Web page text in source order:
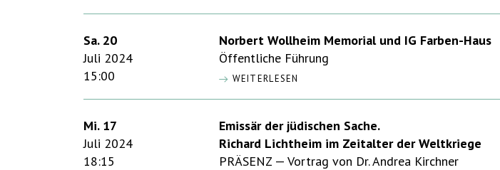
Sa. 20
Juli 2024
15:00
Norbert Wollheim Memorial und IG Farben-Haus
Öffentliche Führung
WEITERLESEN
Mi. 17
Juli 2024
18:15
Emissär der jüdischen Sache.
Richard Lichtheim im Zeitalter der Weltkriege
PRÄSENZ — Vortrag von Dr. Andrea Kirchner